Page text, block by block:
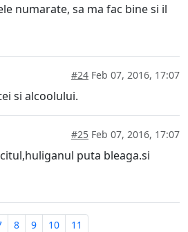
numarate, sa ma fac bine si il
#24 Feb 07, 2016, 17:07
si alcoolului.
#25 Feb 07, 2016, 17:07
puta bleaga.si
8 9 10 11